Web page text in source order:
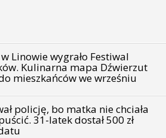
w Linowie wygrało Festiwal
Kulinarna mapa Dźwierzut
mieszkańców we wrześniu
policję, bo matka nie chciała
31-latek dostał 500 zł